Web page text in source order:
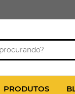
PRODUTOS